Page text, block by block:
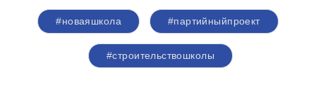
#новаяшкола #партийныйпроект
#строительствошколы